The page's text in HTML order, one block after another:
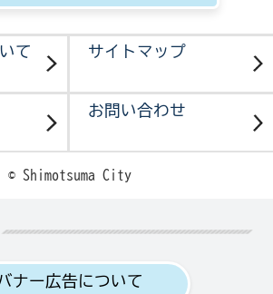
て サイトマップ
お問い合わせ
© Shimotsuma City
ナー広告について